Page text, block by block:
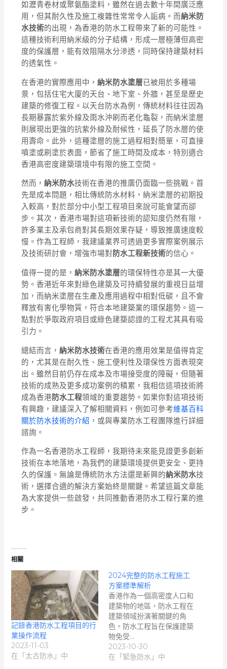
如瀝青卷材或聚氨酯塗料，雖然在過去數十年間廣泛應
用，但其耐久性及施工複雜性常常令人詬病。而納米防
水技術的出現，為香港的防水工程帶來了新的可能性。
這種技術利用納米級的分子結構，形成一層極薄但高密
度的保護層，能有效阻隔水分滲透，同時保持建築材料
的透氣性。
在香港的實際應用中，納米防水塗層已被用於多種場
景，包括住宅大廈的天台、地下室、外牆，甚至是歷史
建築的修復工程。以天台防水為例，傳統材料往往因為
長期暴露於紫外線及雨水沖刷而老化龜裂，而納米塗層
則展現出更強的抗紫外線及耐候性，延長了防水層的使
用壽命。此外，這種塗層的施工過程相對簡單，可直接
噴塗或刷塗於表面，節省了施工時間及成本，特別適合
香港高密度建築環境中有限的施工空間。
然而，納米防水技術在香港的推廣仍面臨一些挑戰。首
先是成本問題，相比傳統防水材料，納米塗層的初期投
入較高，對於部分中小型工程項目來說可能會望而卻
步。其次，香港市場對這項新技術的認知度仍然有限，
許多業主及承包商對其長期效果存疑，導致推廣速度較
慢。作為工程師，我建議業界可透過更多實際案例展示
及技術研討會，增強市場對防水工程新技術的信心。
值得一提的是，納米防水塗層的環保特性亦是其一大優
勢。香港近年來對綠色建築及可持續發展的重視日益增
加，而納米塗層在生產及應用過程中相對低碳，且不會
釋放有害化學物質，符合本地建築業的環保趨勢。這一
點對於爭取政府項目或綠色建築認證的工程尤其具有吸
引力。
總結而言，納米防水技術在香港的應用效果是值得肯定
的，尤其是在耐久性、施工便利性及環保性方面表現突
出。雖然目前仍存在成本及市場接受度的障礙，但隨著
技術的成熟及更多成功案例的積累，我相信這項技術將
成為香港防水工程領域的重要趨勢。如果你對這項技術
有興趣，建議深入了解相關資料，例如可參考維基百科
關於防水技術的介紹 ，或與專業防水工程團隊進行詳細
諮詢。
作為一名香港防水工程師，我期待未來能見證更多創新
技術在本地落地，為我們的建築環境提供更安全、更持
久的保護。無論是傳統防水方法還是新興的納米防水技
術，選擇合適的解決方案始終是關鍵。希望這篇文章能
為大家提供一些啟發，共同推動香港防水工程行業的進
步。
相關
記錄香港防水工程項目的行
業操作流程
2023-11-03
在「太古防水」中
2024完整的防水工程施工
方案標準解析
香港作為一個高密度人口和
建築物的地區，防水工程在
建築領域扮演著關鍵的角
色。防水工程旨在保護建築
物免受…
2023-10-30
在「緊急防水」中